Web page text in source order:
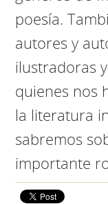
poesía.
autores y
ilustradoras
quienes nos
la literatura
sabremos
importante